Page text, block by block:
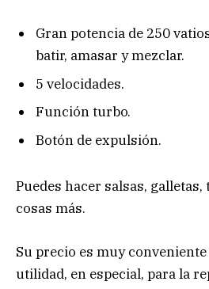
Gran potencia de 250
batir, amasar y mezclar.
5 velocidades.
Función turbo.
Botón de expulsión.
Puedes hacer salsas,
cosas más.
Su precio es muy
utilidad, en especial, para la